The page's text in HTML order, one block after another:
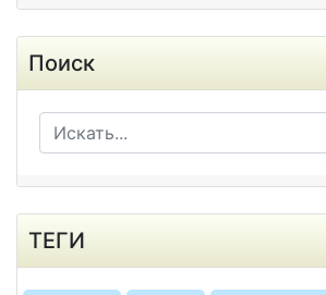
Поиск
ТЕГИ